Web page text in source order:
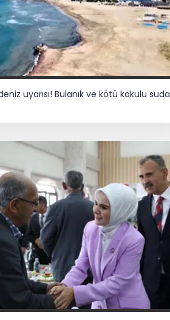
uyarısı! Bulanık ve kötü kokulu suda